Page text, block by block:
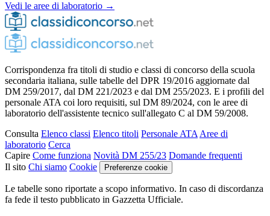
Vedi le aree di laboratorio →
Corrispondenza fra titoli di studio e classi di concorso della scuola
secondaria italiana, sulle tabelle del DPR 19/2016 aggiornate dal
DM 259/2017, dal DM 221/2023 e dal DM 255/2023. E i profili del
personale ATA coi loro requisiti, sul DM 89/2024, con le aree di
laboratorio dell'assistente tecnico sull'allegato C al DM 59/2008.
Consulta Elenco classi Elenco titoli Personale ATA Aree di
laboratorio Cerca
Capire Come funziona Novità DM 255/23 Domande frequenti
Il sito Chi siamo Cookie Preferenze cookie
Le tabelle sono riportate a scopo informativo. In caso di discordanza
fa fede il testo pubblicato in Gazzetta Ufficiale.